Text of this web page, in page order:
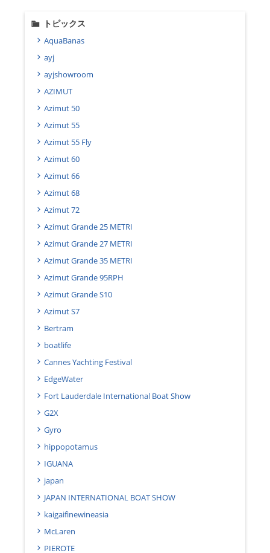
トピックス
AquaBanas
ayj
ayjshowroom
AZIMUT
Azimut 50
Azimut 55
Azimut 55 Fly
Azimut 60
Azimut 66
Azimut 68
Azimut 72
Azimut Grande 25 METRI
Azimut Grande 27 METRI
Azimut Grande 35 METRI
Azimut Grande 95RPH
Azimut Grande S10
Azimut S7
Bertram
boatlife
Cannes Yachting Festival
EdgeWater
Fort Lauderdale International Boat Show
G2X
Gyro
hippopotamus
IGUANA
japan
JAPAN INTERNATIONAL BOAT SHOW
kaigaifinewineasia
McLaren
PIEROTE